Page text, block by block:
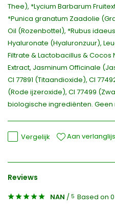
Thee), *Lycium Barbarum
*Punica granatum Zaadolie
Oil (Rozenbottel), *Rubus
Hyaluronate (Hyaluronzuur),
Filtrate & Lactobacillus &
Extract, Jasminum Officinale
CI 77891 (Titaandioxide), CI
(Rode ijzeroxide), CI 77499
biologische ingrediënten.
Vergelijk Aan
Reviews
NAN / 5 Based on